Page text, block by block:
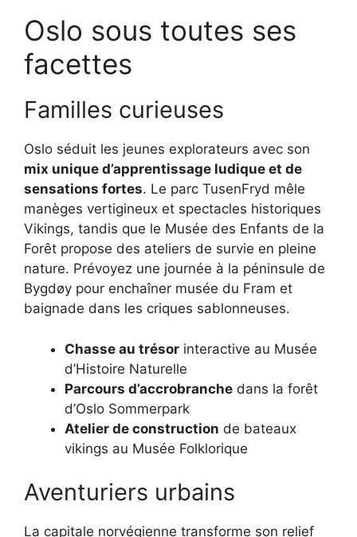
Oslo sous toutes ses
facettes
Familles curieuses
Oslo séduit les jeunes explorateurs avec son
mix unique d’apprentissage ludique et de
sensations fortes. Le parc TusenFryd mêle
manèges vertigineux et spectacles historiques
Vikings, tandis que le Musée des Enfants de la
Forêt propose des ateliers de survie en pleine
nature. Prévoyez une journée à la péninsule de
Bygdøy pour enchaîner musée du Fram et
baignade dans les criques sablonneuses.
Chasse au trésor interactive au Musée
d’Histoire Naturelle
Parcours d’accrobranche dans la forêt
d’Oslo Sommerpark
Atelier de construction de bateaux
vikings au Musée Folklorique
Aventuriers urbains
La capitale norvégienne transforme son relief